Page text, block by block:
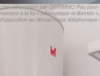
informatisé par OPTIMMO Pau
à la loi « informatique et
au démarchage